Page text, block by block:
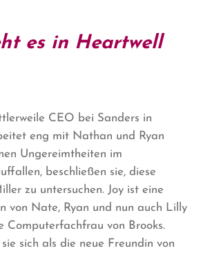
es in Heartwell
CEO bei Sanders in
eng mit Nathan und Ryan
Ungereimtheiten im
beschließen sie, diese
zu untersuchen. Joy ist eine
von Nate, Ryan und nun auch Lilly
Computerfachfrau von Brooks.
sich als die neue Freundin von